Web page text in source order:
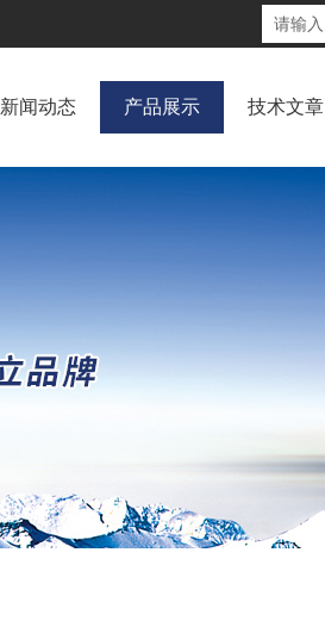
新闻动态 产品展示 技术文章